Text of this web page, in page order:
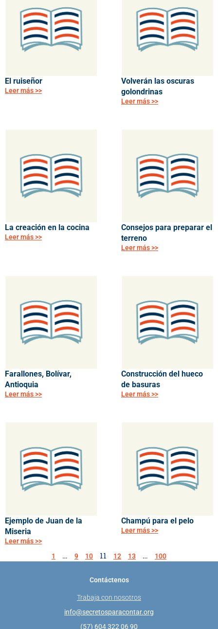
El ruiseñor
Leer más >>
Volverán las oscuras
golondrinas
Leer más >>
La creación en la cocina
Leer más >>
Consejos para preparar el
terreno
Leer más >>
Farallones, Bolívar,
Antioquia
Leer más >>
Construcción del hueco
de basuras
Leer más >>
Ejemplo de Juan de la
Miseria
Leer más >>
Champú para el pelo
Leer más >>
1 … 9 10 11 12 13 … 100
Contáctenos
Trabaja con nosotros
info@secretosparacontar.org
(57) 604 322 06 90